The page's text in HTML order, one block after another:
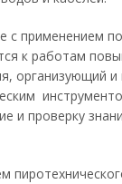
с применением
к работам
организующий
и проверку